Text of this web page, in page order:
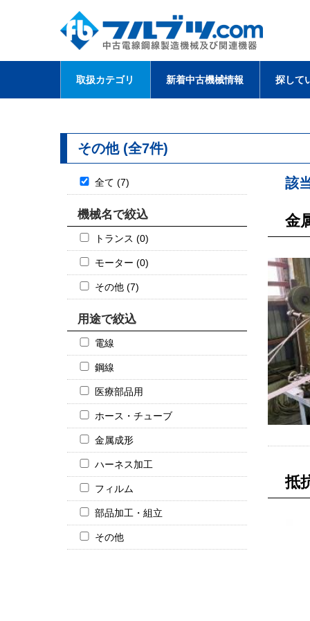
取扱カテゴリ 新着中古機械情報 探して
その他 (全7件)
該
金
抵
全て (7)
機械名で絞込
トランス (0)
モーター (0)
その他 (7)
用途で絞込
電線
鋼線
医療部品用
ホース・チューブ
金属成形
ハーネス加工
フィルム
部品加工・組立
その他